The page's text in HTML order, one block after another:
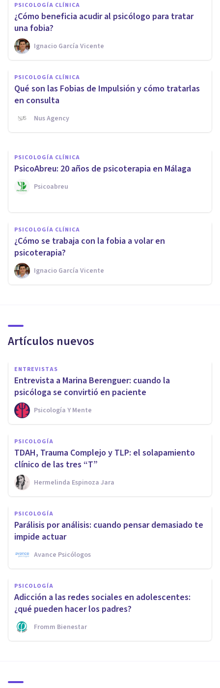
PSICOLOGÍA CLÍNICA
¿Cómo beneficia acudir al psicólogo para tratar
una fobia?
Ignacio García Vicente
PSICOLOGÍA CLÍNICA
Qué son las Fobias de Impulsión y cómo tratarlas
en consulta
Nus Agency
PSICOLOGÍA CLÍNICA
Los 12 instrumentos de
evaluación de los trastornos de
ansiedad
Mario Arrimada
PSICOLOGÍA CLÍNICA
PsicoAbreu: 20 años de psicoterapia en Málaga
Psicoabreu
PSICOLOGÍA CLÍNICA
¿Cómo se trabaja con la fobia a volar en
psicoterapia?
Ignacio García Vicente
Artículos nuevos
ENTREVISTAS
Entrevista a Marina Berenguer: cuando la
psicóloga se convirtió en paciente
Psicología Y Mente
PSICOLOGÍA
TDAH, Trauma Complejo y TLP: el solapamiento
clínico de las tres “T”
Hermelinda Espinoza Jara
PSICOLOGÍA
Parálisis por análisis: cuando pensar demasiado te
impide actuar
Avance Psicólogos
PSICOLOGÍA
Adicción a las redes sociales en adolescentes:
¿qué pueden hacer los padres?
Fromm Bienestar